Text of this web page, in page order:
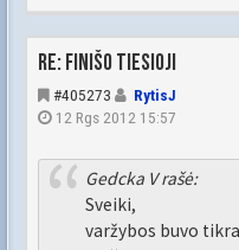
Re: FINIŠO TIESIOJI
#405273
RytisJ
12 Rgs 2012 15:57
Gedcka V rašė:
Sveiki,
varžybos buvo